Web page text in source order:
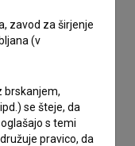
medtem pa
iz njene
šle skozi proces
uprizorjen na
večplastno
zavod za širjenje
(v
brskanjem,
se šteje, da
s temi
pravico, da